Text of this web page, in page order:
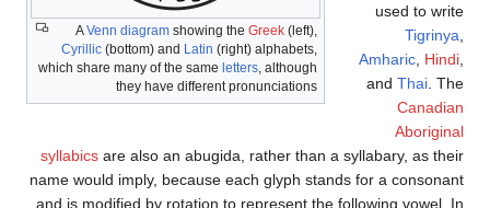
AVenn diagram showing the Greek (left),
Cyrillic (bottom) and Latin (right) alphabets,
which share many of the same letters , although
they have different pronunciations
used to write
Tigrinya
Amharic Hindi
and Thai . The
Canadian
Aboriginal
syllabics are also an abugida, rather than a syllabary, as their
name would imply, because each glyph stands for a consonant
and is modified by rotation to represent the following vowel. In